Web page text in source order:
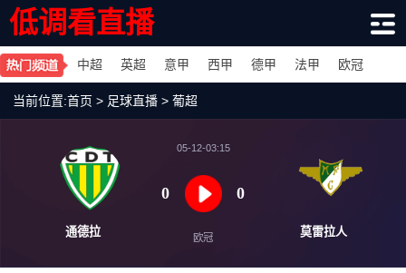
低调看直播
中超 英超 意甲 西甲 德甲 法甲 欧冠
当前位置:首页 > 足球直播 > 葡超
05-12-03:15
0